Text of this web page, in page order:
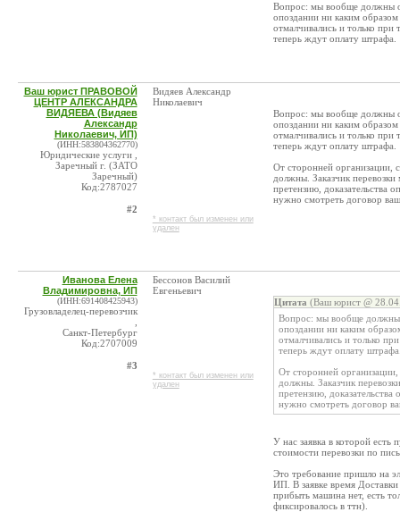
Вопрос: мы вообще должны
опоздании ни каким образом
отмалчивались и только при
теперь ждут оплату штрафа.
Ваш юрист ПРАВОВОЙ
ЦЕНТР АЛЕКСАНДРА
ВИДЯЕВА (Видяев
Александр
Николаевич, ИП)
(ИНН:583804362770)
Юридические услуги ,
Заречный г. (ЗАТО
Заречный)
Код:2787027
#2
Видяев Александр
Николаевич
* контакт был изменен или
удален
Вопрос: мы вообще должны
опоздании ни каким образом
отмалчивались и только при
теперь ждут оплату штрафа.
От сторонней организации,
должны. Заказчик
претензию, доказательства
нужно смотреть договор
Иванова Елена
Владимировна, ИП
(ИНН:691408425943)
Грузовладелец-перевозчик
Санкт-Петербург
Код:2707009
#3
Бессонов Василий
Евгеньевич
* контакт был изменен или
удален
Цитата (Ваш юрист @
Вопрос: мы вообще должны
опоздании ни каким
отмалчивались и только
теперь ждут оплату
От сторонней
должны. Заказчик
претензию,
нужно смотреть договор
У нас заявка в которой есть
стоимости перевозки по
Это требование пришло на
ИП. В заявке время
прибыть машина нет, есть
фиксировалось в ттн).